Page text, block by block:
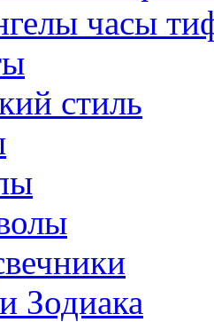
часы
стиль
Зодиака